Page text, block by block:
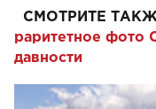
СМОТРИТЕ
раритетное фото
давности